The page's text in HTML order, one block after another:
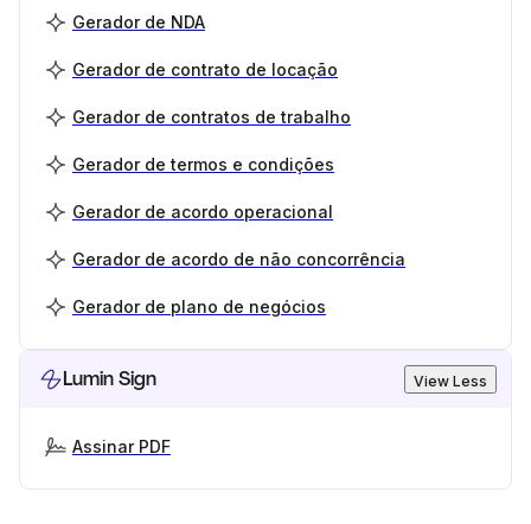
Gerador de NDA
Gerador de contrato de locação
Gerador de contratos de trabalho
Gerador de termos e condições
Gerador de acordo operacional
Gerador de acordo de não concorrência
Gerador de plano de negócios
Lumin Sign View Less
Assinar PDF